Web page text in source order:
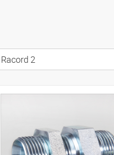
Racord 2